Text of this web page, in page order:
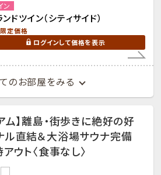
ン
ドツイン（シティサイド）
定価格
ログインして価格を表示
のお部屋をみる
ム】離島・街歩きに絶好の好
ル直結＆大浴場サウナ完備
ウト〈食事なし〉